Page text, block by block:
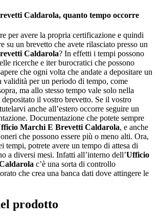
Caldarola, quanto tempo occorre
per avere la propria certificazione e quindi
su un brevetto che avete rilasciato presso un
Caldarola? In effetti i tempi possono
ricerche e iter burocratici che possono
che ogni volta che andate a depositare un
validità per un periodo di tempo, come
ma allo stesso tempo vale solo nella
il vostro brevetto. Se il vostro
anche all’estero occorre seguire un
Documentazione che potete sempre
Marchi E Brevetti Caldarola, e anche
che possono essere più o meno alti. Ora,
tempi, potrete avere un tempo di attesa di
a diversi mesi. Infatti all’interno dell’Ufficio
c’è una sorta di controllo
che crea una banca dati dove attingere le
prodotto